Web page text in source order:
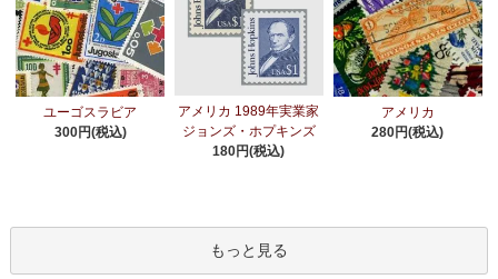
ユーゴスラビア
300円(税込)
アメリカ 1989年実業家
ジョンズ・ホプキンズ
180円(税込)
アメリカ
280円(税込)
もっと見る